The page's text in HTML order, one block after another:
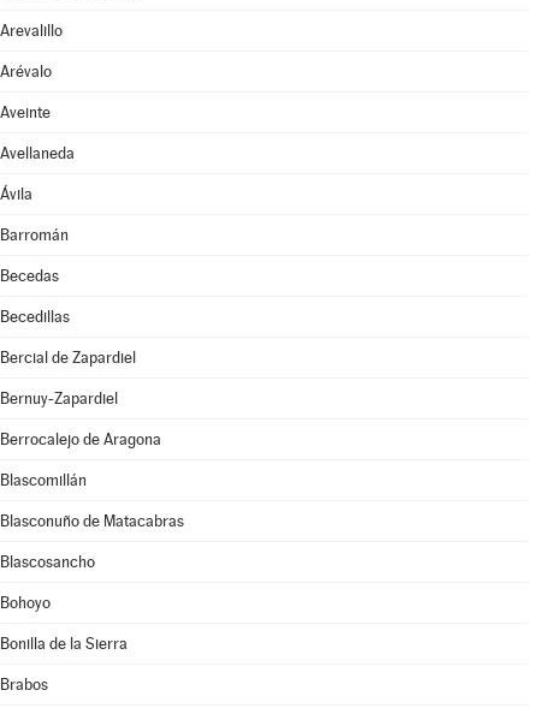
Arevalillo
Arévalo
Aveinte
Avellaneda
Ávila
Barromán
Becedas
Becedillas
Bercial de Zapardiel
Bernuy-Zapardiel
Berrocalejo de Aragona
Blascomillán
Blasconuño de Matacabras
Blascosancho
Bohoyo
Bonilla de la Sierra
Brabos